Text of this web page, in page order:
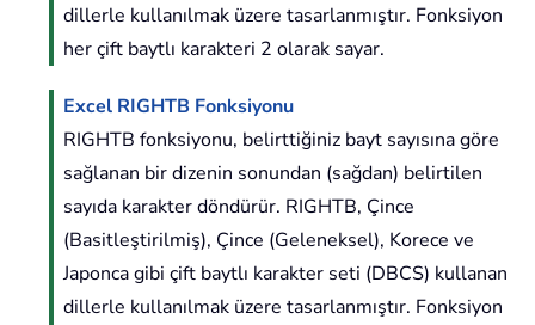
dillerle kullanılmak üzere tasarlanmıştır. Fonksiyon
her çift baytlı karakteri 2 olarak sayar.
Excel RIGHTB Fonksiyonu
RIGHTB fonksiyonu, belirttiğiniz bayt sayısına göre
sağlanan bir dizenin sonundan (sağdan) belirtilen
sayıda karakter döndürür. RIGHTB, Çince
(Basitleştirilmiş), Çince (Geleneksel), Korece ve
Japonca gibi çift baytlı karakter seti (DBCS) kullanan
dillerle kullanılmak üzere tasarlanmıştır. Fonksiyon